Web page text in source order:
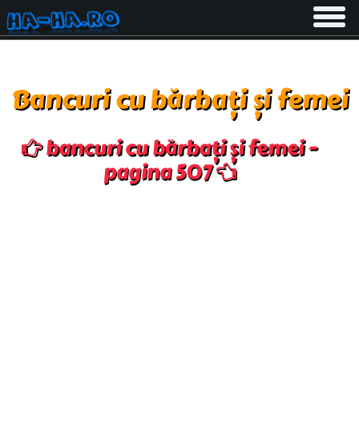
Toggle
Bancuri cu bărbați și femei
bancuri cu bărbați și femei -
pagina 507